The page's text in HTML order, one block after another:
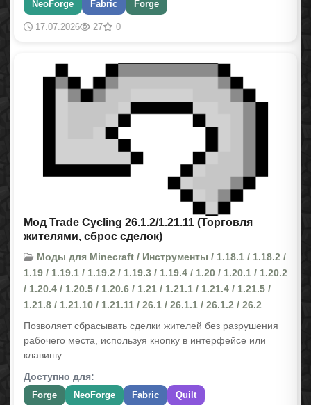
NeoForge Fabric Forge
17.07.2026 27 0
Мод Trade Cycling 26.1.2/1.21.11 (Торговля
жителями, сброс сделок)
Моды для Minecraft / Инструменты / 1.18.1 / 1.18.2 /
1.19 / 1.19.1 / 1.19.2 / 1.19.3 / 1.19.4 / 1.20 / 1.20.1 / 1.20.2
/ 1.20.4 / 1.20.5 / 1.20.6 / 1.21 / 1.21.1 / 1.21.4 / 1.21.5 /
1.21.8 / 1.21.10 / 1.21.11 / 26.1 / 26.1.1 / 26.1.2 / 26.2
Позволяет сбрасывать сделки жителей без разрушения
рабочего места, используя кнопку в интерфейсе или
клавишу.
Доступно для:
Forge NeoForge Fabric Quilt